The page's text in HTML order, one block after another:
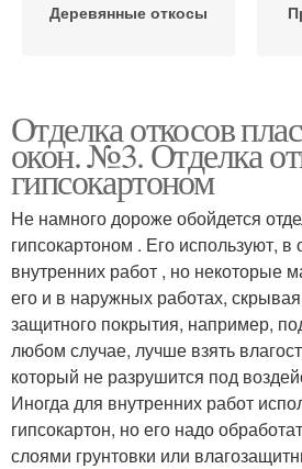
Деревянные откосы
Внутренние откосы
Пластиковое
обрамление
Откосы на окнах
Отделка откосов
окон. №3. Отделка
гипсокартоном
Не намного дороже обойдется
гипсокартоном . Его используют,
внутренних работ , но некоторые
его и в наружных работах,
защитного покрытия, например,
любом случае, лучше взять
который не разрушится под
Иногда для внутренних работ
гипсокартон, но его надо
слоями грунтовки или